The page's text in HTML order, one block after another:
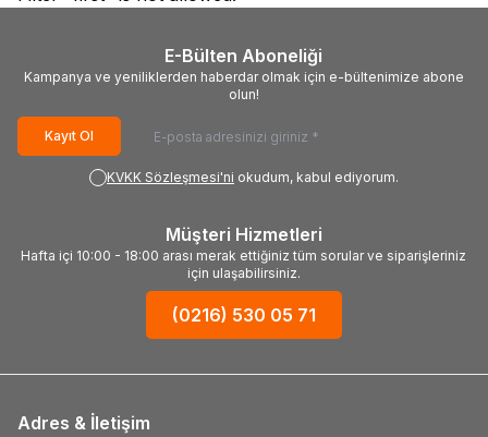
E-Bülten Aboneliği
Kampanya ve yeniliklerden haberdar olmak için e-bültenimize abone
olun!
Kayıt Ol
KVKK Sözleşmesi'ni okudum, kabul ediyorum.
Müşteri Hizmetleri
Hafta içi 10:00 - 18:00 arası merak ettiğiniz tüm sorular ve siparişleriniz
için ulaşabilirsiniz.
(0216) 530 05 71
Adres & İletişim